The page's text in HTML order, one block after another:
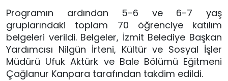
Programın ardından 5-6 ve 6-7 yaş
gruplarındaki toplam 70 öğrenciye katılım
belgeleri verildi. Belgeler, İzmit Belediye Başkan
Yardımcısı Nilgün İrteni, Kültür ve Sosyal İşler
Müdürü Ufuk Aktürk ve Bale Bölümü Eğitmeni
Çağlanur Kanpara tarafından takdim edildi.